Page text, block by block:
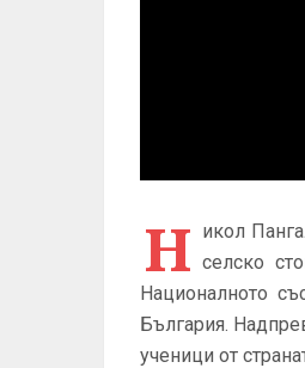
Н икол
селско
Националното
България.
ученици от